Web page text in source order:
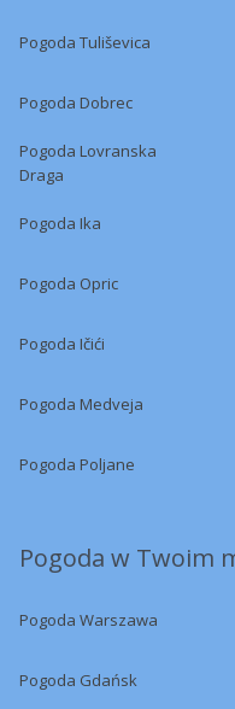
Pogoda Tuliševica
Pogoda Dobrec
Pogoda Lovranska
Draga
Pogoda Ika
Pogoda Opric
Pogoda Ičići
Pogoda Medveja
Pogoda Poljane
Pogoda w Twoim
Pogoda Warszawa
Pogoda Gdańsk